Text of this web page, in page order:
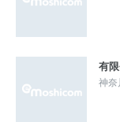
有
神奈